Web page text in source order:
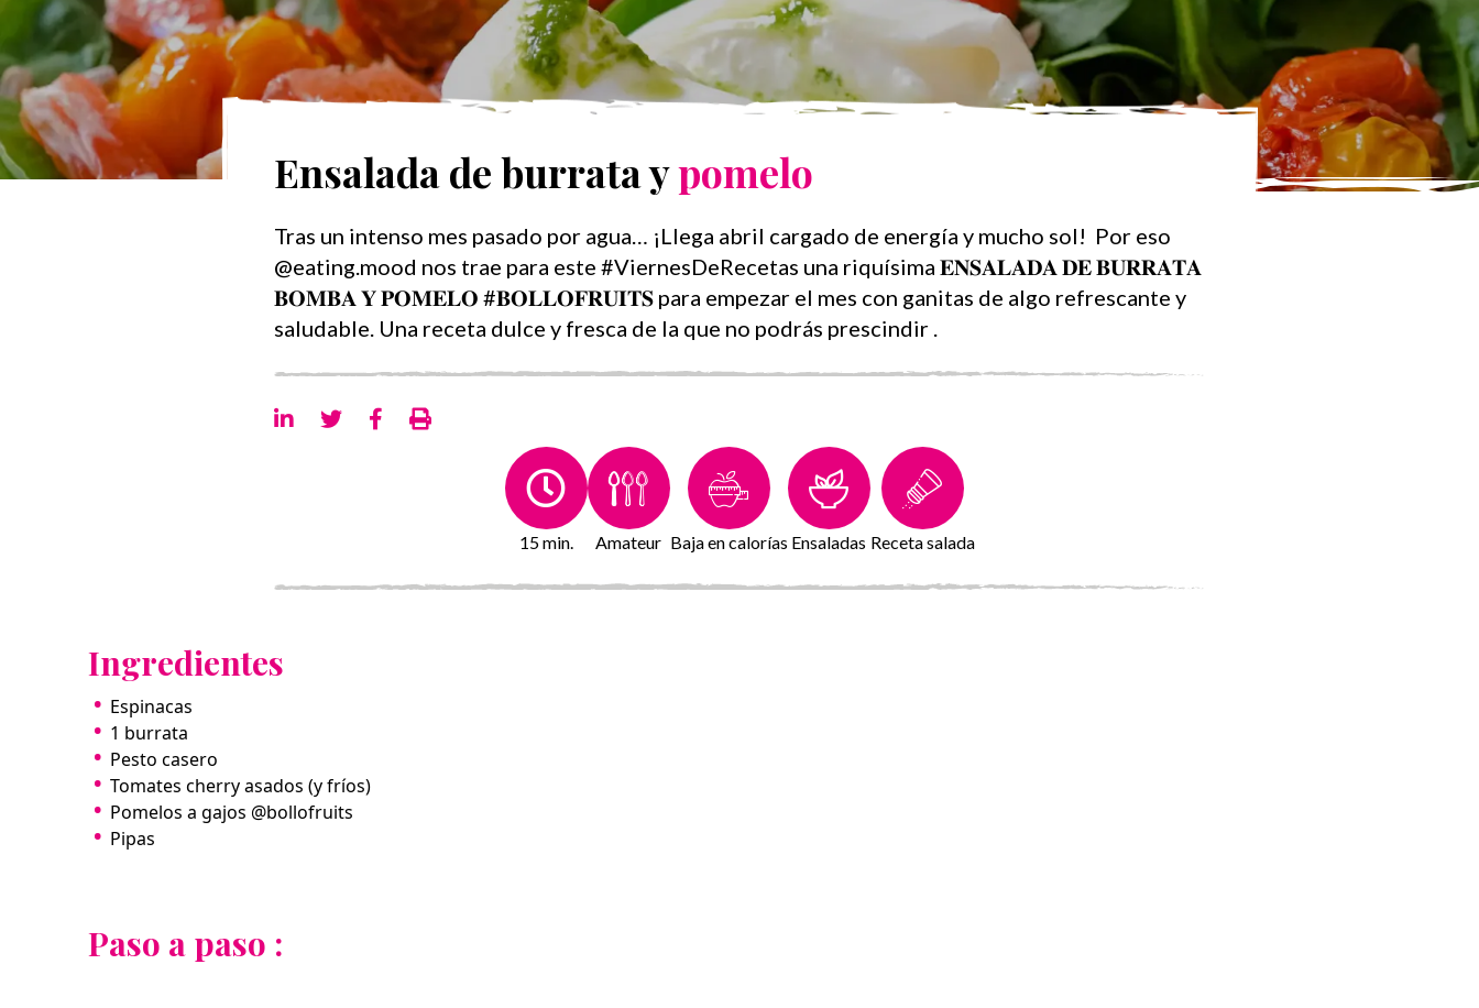
Ensalada de burrata ypomelo
Tras un intenso mes pasado por agua… ¡Llega abril cargado de energía y mucho sol! Por eso
@eating.mood nos trae para este #ViernesDeRecetas una riquísima 𝐄𝐍𝐒𝐀𝐋𝐀𝐃𝐀 𝐃𝐄 𝐁𝐔𝐑𝐑𝐀𝐓𝐀
𝐁𝐎𝐌𝐁𝐀 𝐘 𝐏𝐎𝐌𝐄𝐋𝐎 #𝐁𝐎𝐋𝐋𝐎𝐅𝐑𝐔𝐈𝐓𝐒 para empezar el mes con ganitas de algo refrescante y
saludable. Una receta dulce y fresca de la que no podrás prescindir .
15 min. Amateur Baja en calorías Ensaladas Receta salada
Ingredientes
Espinacas
1 burrata
Pesto casero
Tomates cherry asados (y fríos)
Pomelos a gajos @bollofruits
Pipas
Paso a paso :